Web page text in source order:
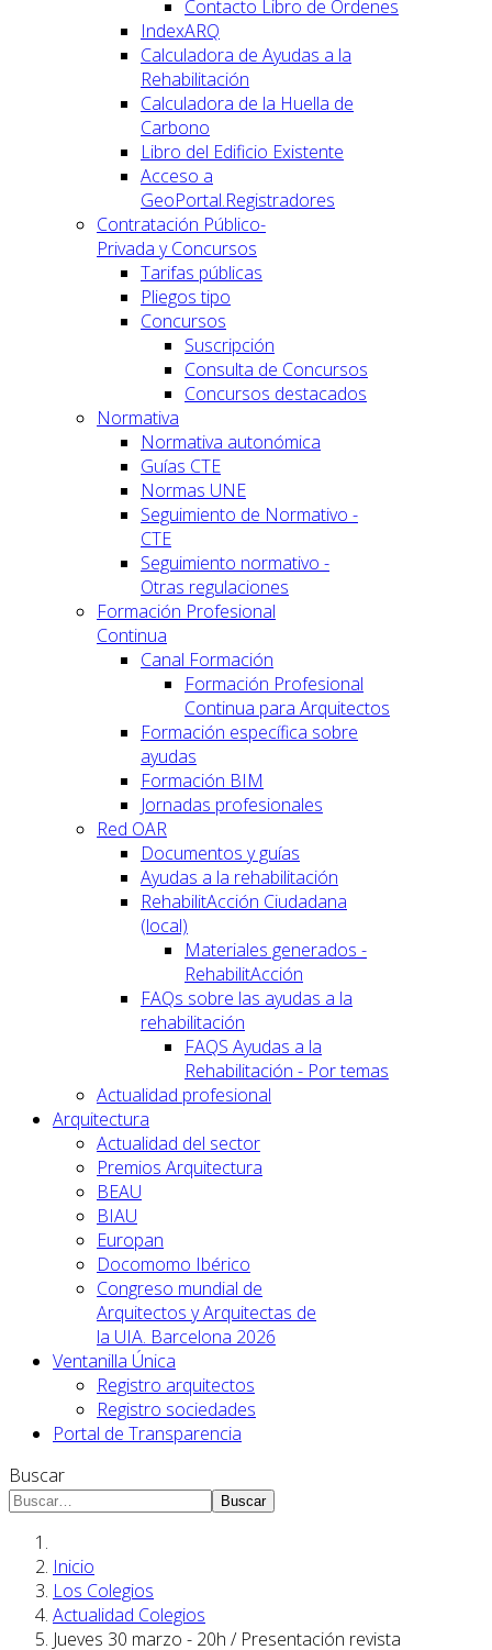
Contacto Libro de Órdenes
IndexARQ
Calculadora de Ayudas a la
Rehabilitación
Calculadora de la Huella de
Carbono
Libro del Edificio Existente
Acceso a
GeoPortal.Registradores
Contratación Público-
Privada y Concursos
Tarifas públicas
Pliegos tipo
Concursos
Suscripción
Consulta de Concursos
Concursos destacados
Normativa
Normativa autonómica
Guías CTE
Normas UNE
Seguimiento de Normativo -
CTE
Seguimiento normativo -
Otras regulaciones
Formación Profesional
Continua
Canal Formación
Formación Profesional
Continua para Arquitectos
Formación específica sobre
ayudas
Formación BIM
Jornadas profesionales
Red OAR
Documentos y guías
Ayudas a la rehabilitación
RehabilitAcción Ciudadana
(local)
Materiales generados -
RehabilitAcción
FAQs sobre las ayudas a la
rehabilitación
FAQS Ayudas a la
Rehabilitación - Por temas
Actualidad profesional
Arquitectura
Actualidad del sector
Premios Arquitectura
BEAU
BIAU
Europan
Docomomo Ibérico
Congreso mundial de
Arquitectos y Arquitectas de
la UIA. Barcelona 2026
Ventanilla Única
Registro arquitectos
Registro sociedades
Portal de Transparencia
Buscar
Buscar
Inicio
Los Colegios
Actualidad Colegios
Jueves 30 marzo - 20h / Presentación revista